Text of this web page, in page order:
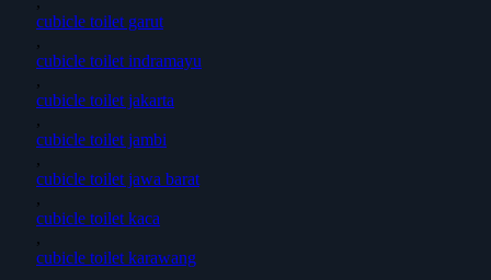
cubicle toilet garut
,
cubicle toilet indramayu
,
cubicle toilet jakarta
,
cubicle toilet jambi
,
cubicle toilet jawa barat
,
cubicle toilet kaca
,
cubicle toilet karawang